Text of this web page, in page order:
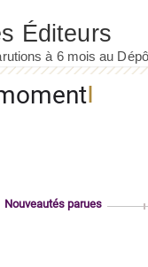
Nouveautés parues